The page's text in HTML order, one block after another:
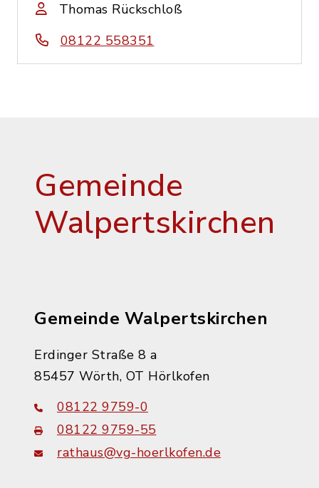
Thomas Rückschloß
08122 558351
Gemeinde
Walpertskirchen
Gemeinde Walpertskirchen
Erdinger Straße 8 a
85457 Wörth, OT Hörlkofen
08122 9759-0
08122 9759-55
rathaus@vg-hoerlkofen.de